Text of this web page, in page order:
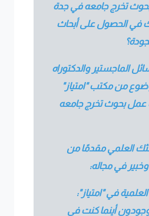
تخرج جامعه في جدة
في الحصول على أبحاث
الماجستير والدكتوراه
من مكتب "امتياز"
بحوث تخرج جامعه
العلمي مقدمًا من
في مجاله:
في "امتياز":
أينما كنت في